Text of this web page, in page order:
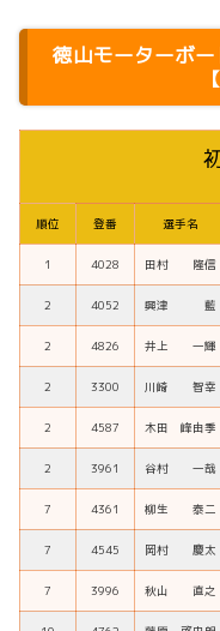
徳山モーターボ
順位 登番 選手名
1 4028 田村 隆信
2 4052 興津 藍
2 4826 井上 一輝
2 3300 川崎 智幸
2 4587 木田 峰由季
2 3961 谷村 一哉
7 4361 柳生 泰二
7 4545 岡村 慶太
7 3996 秋山 直之